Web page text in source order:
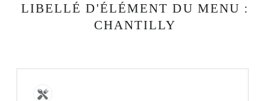
LIBELLÉ D'ÉLÉMENT DU MENU :
CHANTILLY